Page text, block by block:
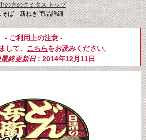
の方のクミタス トップ
ば 新ねぎ 商品詳細
- ご利用上の注意 -
して、 こちらをお読みください。
終更新日: 2014年12月11日